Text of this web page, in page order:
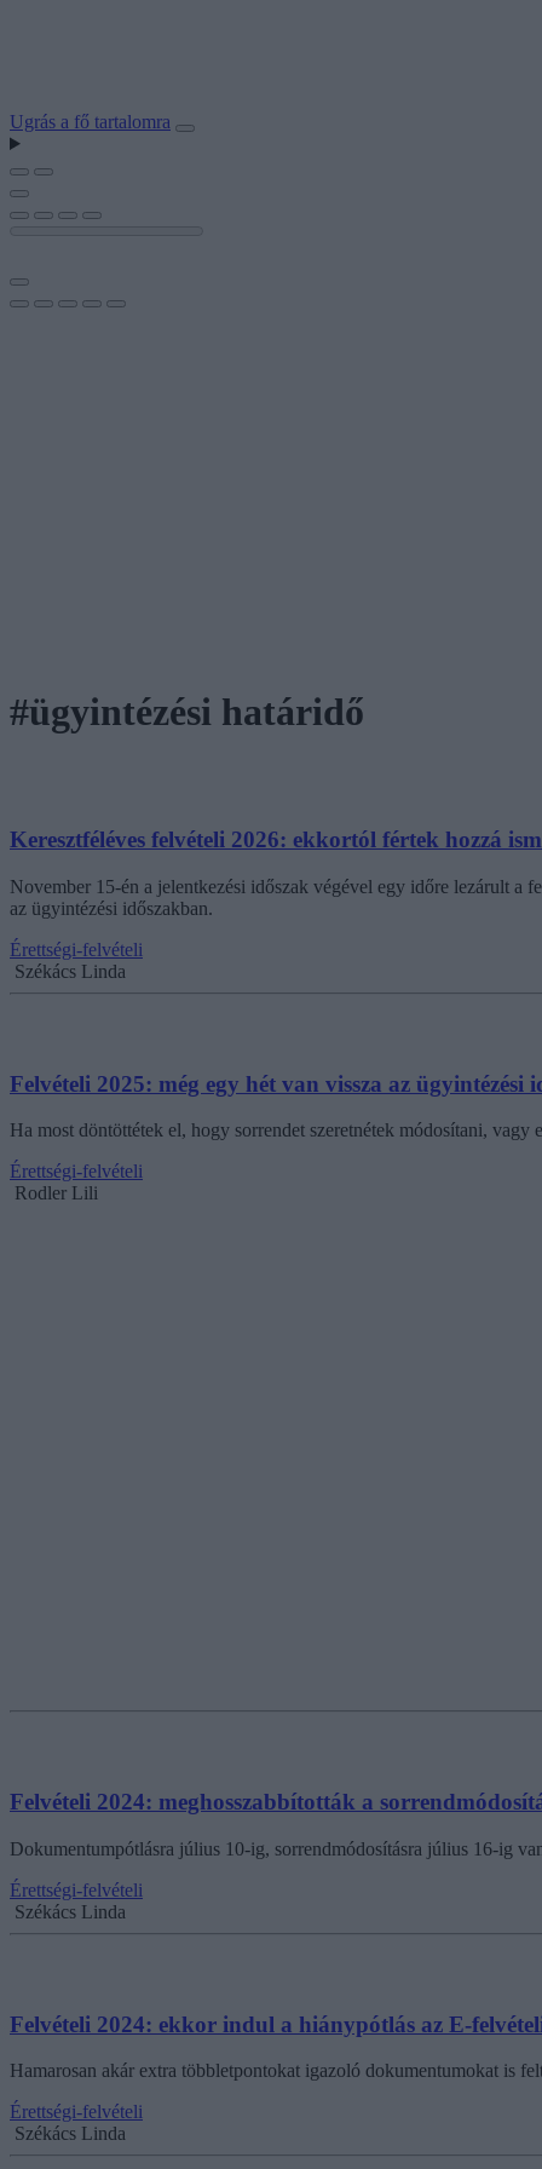
Ugrás a fő tartalomra
#ügyintézési határidő
Keresztféléves felvételi 2026: ekkortól fértek hozzá
November 15-én a jelentkezési időszak végével egy időre lezárult a
az ügyintézési időszakban.
Érettségi-felvételi
Székács Linda
Felvételi 2025: még egy hét van vissza az ügyintézési
Ha most döntöttétek el, hogy sorrendet szeretnétek módosítani,
Érettségi-felvételi
Rodler Lili
Felvételi 2024: meghosszabbították a
Dokumentumpótlásra július 10-ig, sorrendmódosításra július 16-ig
Érettségi-felvételi
Székács Linda
Felvételi 2024: ekkor indul a hiánypótlás az E-
Hamarosan akár extra többletpontokat igazoló dokumentumokat is
Érettségi-felvételi
Székács Linda